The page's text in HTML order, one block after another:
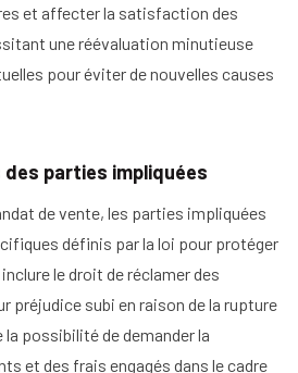
et affecter la satisfaction des
une réévaluation minutieuse
pour éviter de nouvelles causes
parties impliquées
de vente, les parties impliquées
définis par la loi pour protéger
le droit de réclamer des
préjudice subi en raison de la rupture
possibilité de demander la
et des frais engagés dans le cadre